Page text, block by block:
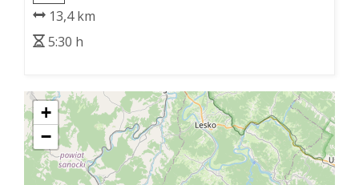
13,4 km
5:30 h
+
−